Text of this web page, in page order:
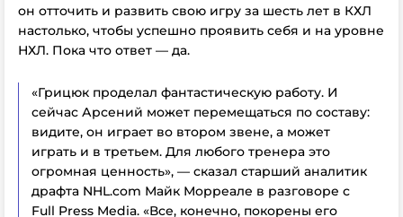
он отточить и развить свою игру за шесть лет в КХЛ
настолько, чтобы успешно проявить себя и на уровне
НХЛ. Пока что ответ — да.
«Грицюк проделал фантастическую работу. И
сейчас Арсений может перемещаться по составу:
видите, он играет во втором звене, а может
играть и в третьем. Для любого тренера это
огромная ценность», — сказал старший аналитик
драфта NHL.com Майк Морреале в разговоре с
Full Press Media. «Все, конечно, покорены его